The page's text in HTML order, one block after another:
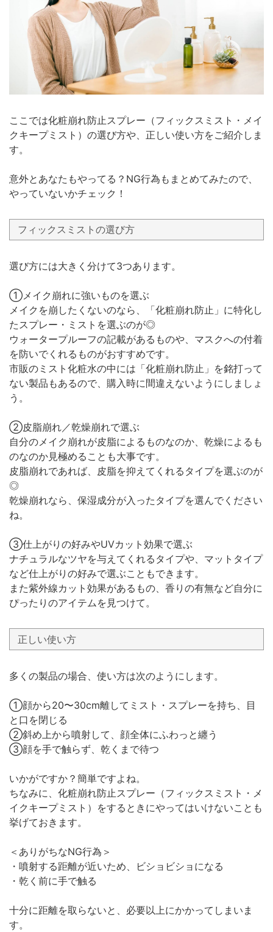
ここでは化粧崩れ防止スプレー（フィックスミスト・メイ
クキープミスト）の選び方や、正しい使い方をご紹介しま
す。
意外とあなたもやってる？NG行為もまとめてみたので、
やっていないかチェック！
フィックスミストの選び方
選び方には大きく分けて3つあります。
①メイク崩れに強いものを選ぶ
メイクを崩したくないのなら、「化粧崩れ防止」に特化し
たスプレー・ミストを選ぶのが◎
ウォータープルーフの記載があるものや、マスクへの付着
を防いでくれるものがおすすめです。
市販のミスト化粧水の中には「化粧崩れ防止」を銘打って
ない製品もあるので、購入時に間違えないようにしましょ
う。
②皮脂崩れ／乾燥崩れで選ぶ
自分のメイク崩れが皮脂によるものなのか、乾燥によるも
のなのか見極めることも大事です。
皮脂崩れであれば、皮脂を抑えてくれるタイプを選ぶのが
◎
乾燥崩れなら、保湿成分が入ったタイプを選んでください
ね。
③仕上がりの好みやUVカット効果で選ぶ
ナチュラルなツヤを与えてくれるタイプや、マットタイプ
など仕上がりの好みで選ぶこともできます。
また紫外線カット効果があるもの、香りの有無など自分に
ぴったりのアイテムを見つけて。
正しい使い方
多くの製品の場合、使い方は次のようにします。
①顔から20〜30cm離してミスト・スプレーを持ち、目
と口を閉じる
②斜め上から噴射して、顔全体にふわっと纏う
③顔を手で触らず、乾くまで待つ
いかがですか？簡単ですよね。
ちなみに、化粧崩れ防止スプレー（フィックスミスト・メ
イクキープミスト）をするときにやってはいけないことも
挙げておきます。
＜ありがちなNG行為＞
・噴射する距離が近いため、ビショビショになる
・乾く前に手で触る
十分に距離を取らないと、必要以上にかかってしまいま
す。